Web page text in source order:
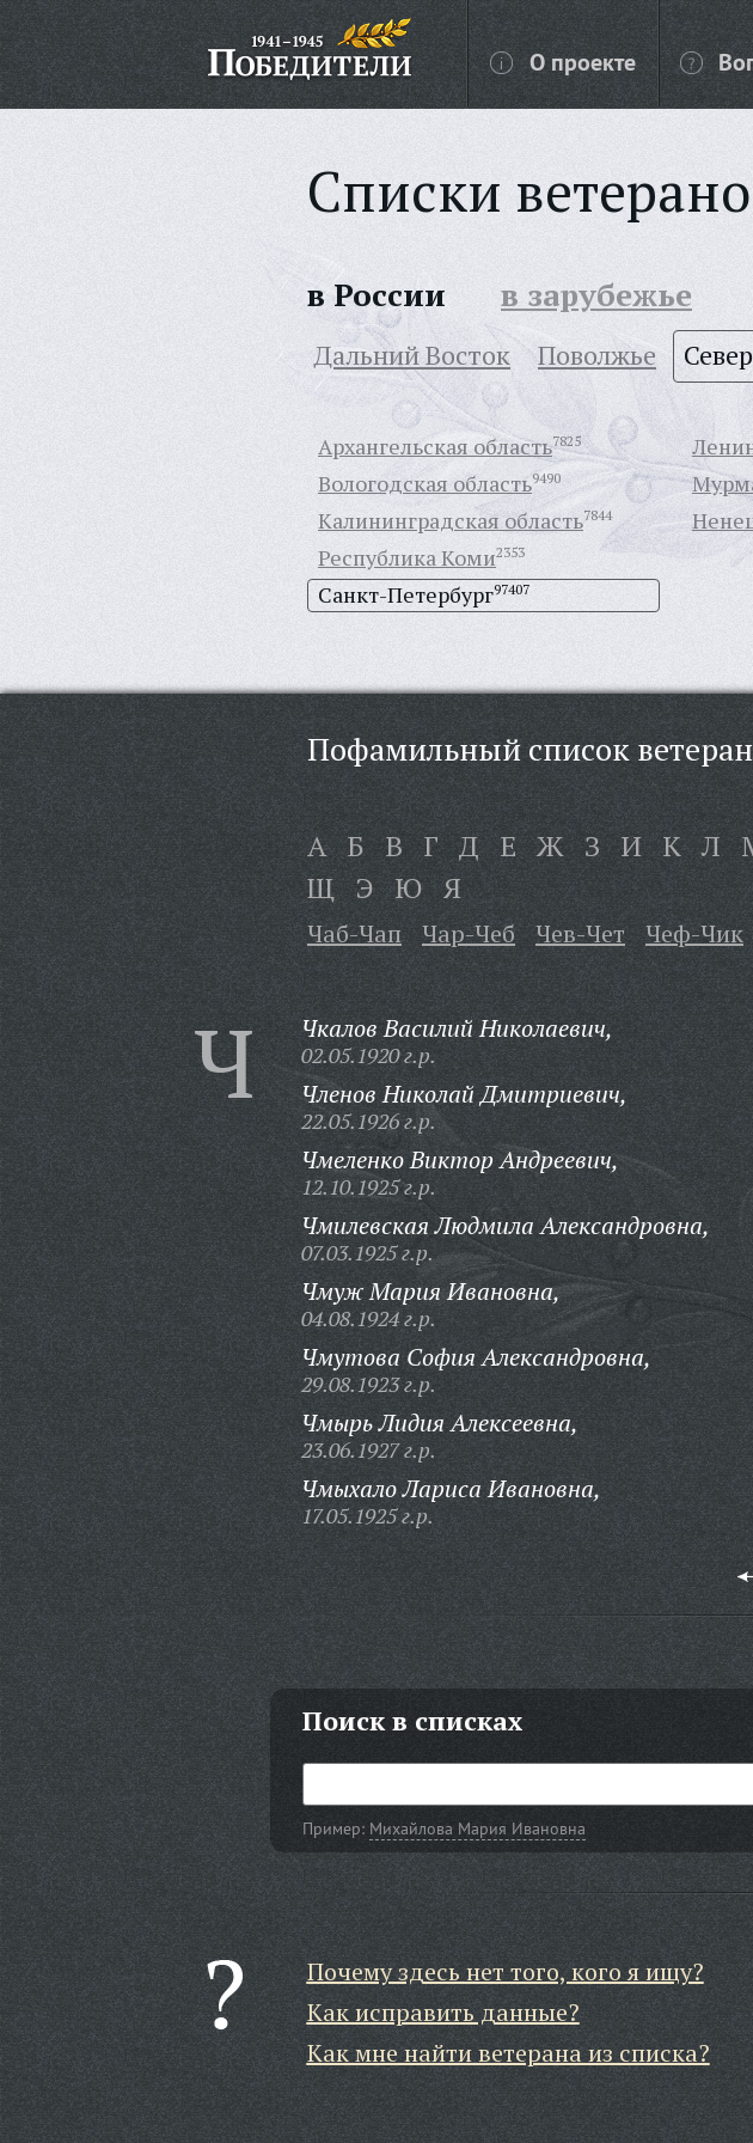
О проекте
Списки
в России в зарубежье
Дальний Восток Поволжье
Архангельская область7825
Вологодская область9490
Калининградская область7844
Республика Коми2353
Санкт-Петербург97407
Пофамильный список
А Б В Г Д Е Ж З И К Л
Щ Э Ю Я
Чаб-Чап Чар-Чеб Чев-Чет Чеф-Чик
Ч Чкалов Василий Николаевич,
02.05.1920 г.р.
Членов Николай Дмитриевич,
22.05.1926 г.р.
Чмеленко Виктор Андреевич,
12.10.1925 г.р.
Чмилевская Людмила Александровна,
07.03.1925 г.р.
Чмуж Мария Ивановна,
04.08.1924 г.р.
Чмутова София Александровна,
29.08.1923 г.р.
Чмырь Лидия Алексеевна,
23.06.1927 г.р.
Чмыхало Лариса Ивановна,
17.05.1925 г.р.
Поиск в списках
Пример: Михайлова Мария Ивановна
Почему здесь нет того, кого я ищу?
Как исправить данные?
Как мне найти ветерана из списка?